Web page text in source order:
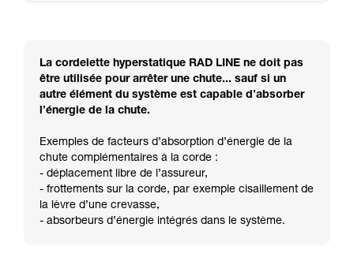
La cordelette hyperstatique RAD LINE ne doit pas
être utilisée pour arrêter une chute... sauf si un
autre élément du système est capable d’absorber
l’énergie de la chute.
Exemples de facteurs d’absorption d’énergie de la
chute complémentaires à la corde :
- déplacement libre de l’assureur,
- frottements sur la corde, par exemple cisaillement de
la lèvre d’une crevasse,
- absorbeurs d’énergie intégrés dans le système.